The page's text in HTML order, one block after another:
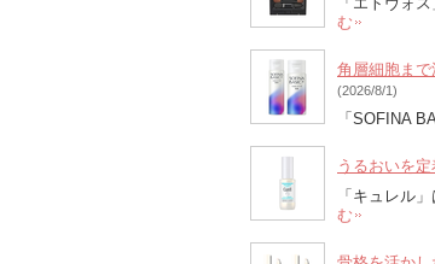
む
角層細胞ま
(2026/8/1)
「SOFINA
うるおいを
「キュレル
む